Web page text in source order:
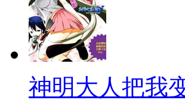
神明大人把我